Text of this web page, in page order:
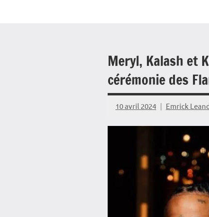
Meryl, Kalash et
cérémonie des
10 avril 2024 Emrick